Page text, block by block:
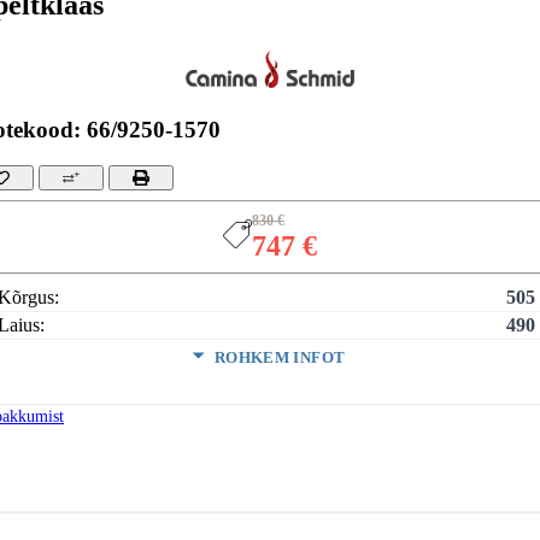
66/9250-1570
830 €
747 €
505
490
ROHKEM INFOT